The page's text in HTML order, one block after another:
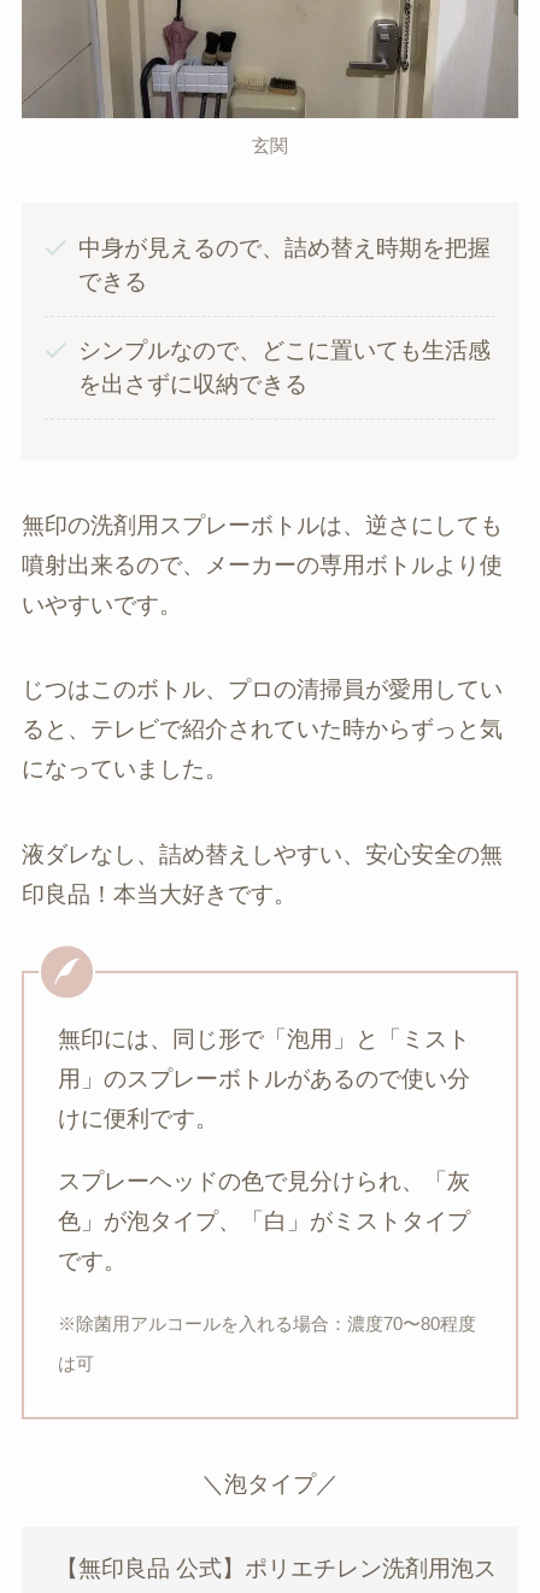
玄関
中身が見えるので、詰め替え時期を把握
できる
シンプルなので、どこに置いても生活感
を出さずに収納できる
無印の洗剤用スプレーボトルは、逆さにしても
噴射出来るので、メーカーの専用ボトルより使
いやすいです。
じつはこのボトル、プロの清掃員が愛用してい
ると、テレビで紹介されていた時からずっと気
になっていました。
液ダレなし、詰め替えしやすい、安心安全の無
印良品！本当大好きです。
無印には、同じ形で「泡用」と「ミスト
用」のスプレーボトルがあるので使い分
けに便利です。
スプレーヘッドの色で見分けられ、「灰
色」が泡タイプ、「白」がミストタイプ
です。
※除菌用アルコールを入れる場合：濃度70〜80程度
は可
＼泡タイプ／
【無印良品 公式】ポリエチレン洗剤用泡ス